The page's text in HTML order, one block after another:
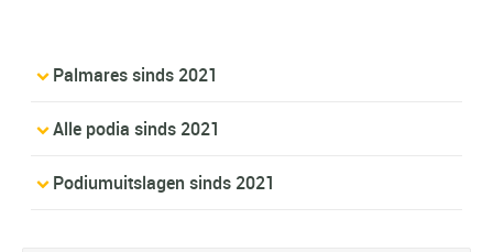
Palmares sinds 2021
Alle podia sinds 2021
Podiumuitslagen sinds 2021